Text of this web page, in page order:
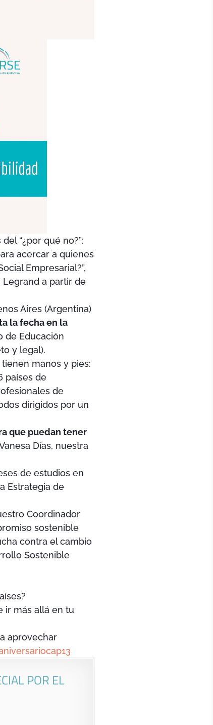
“¿por qué no?”:
acercar a quienes
Empresarial?”,
Legrand a partir de
Aires (Argentina)
la fecha en la
de Educación
y legal).
manos y pies:
países de
de
dirigidos por un
que puedan tener
Días, nuestra
de estudios en
Estrategia de
Coordinador
sostenible
contra el cambio
Sostenible
ir más allá en tu
aprovechar
POR EL